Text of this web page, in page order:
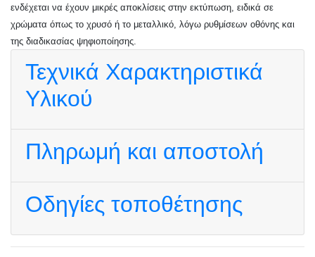
ενδέχεται να έχουν μικρές αποκλίσεις στην εκτύπωση, ειδικά σε
χρώματα όπως το χρυσό ή το μεταλλικό, λόγω ρυθμίσεων οθόνης και
της διαδικασίας ψηφιοποίησης.
Τεχνικά Χαρακτηριστικά
Υλικού
Πληρωμή και αποστολή
Οδηγίες τοποθέτησης